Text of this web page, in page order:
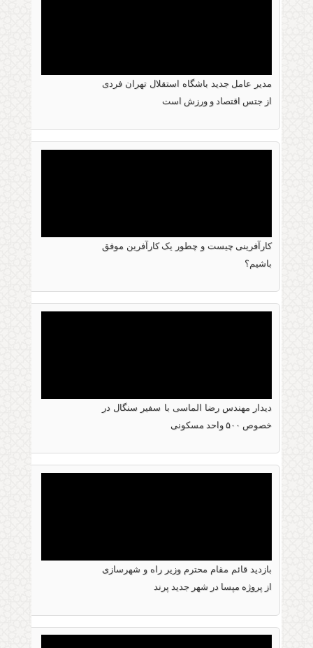
جتس اقتصاد و ورزش است
مدیر عامل جدید باشگاه استقلال تهران فردی
از جتس اقتصاد و ورزش است
01 نوامبر 2020
کارآفرینی چیست و چطور یک کارآفرین موفق
باشیم؟
خصوص ۵۰۰ واحد مسکونی
دیدار مهندس رضا الماسی با سفیر سنگال در
خصوص ۵۰۰ واحد مسکونی
پروژه مپسا در شهر جدید پرند
بازدید قائم مقام محترم وزیر راه و شهرسازی
از پروژه مپسا در شهر جدید پرند